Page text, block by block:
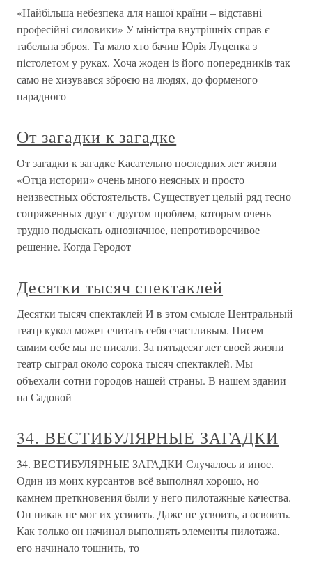
«Найбільша небезпека для нашої країни – відставні
професійні силовики» У міністра внутрішніх справ є
табельна зброя. Та мало хто бачив Юрія Луценка з
пістолетом у руках. Хоча жоден із його попередників так
само не хизувався зброєю на людях, до форменого
парадного
От загадки к загадке
От загадки к загадке Касательно последних лет жизни
«Отца истории» очень много неясных и просто
неизвестных обстоятельств. Существует целый ряд тесно
сопряженных друг с другом проблем, которым очень
трудно подыскать однозначное, непротиворечивое
решение. Когда Геродот
Десятки тысяч спектаклей
Десятки тысяч спектаклей И в этом смысле Центральный
театр кукол может считать себя счастливым. Писем
самим себе мы не писали. За пятьдесят лет своей жизни
театр сыграл около сорока тысяч спектаклей. Мы
объехали сотни городов нашей страны. В нашем здании
на Садовой
34. ВЕСТИБУЛЯРНЫЕ ЗАГАДКИ
34. ВЕСТИБУЛЯРНЫЕ ЗАГАДКИ Случалось и иное.
Один из моих курсантов всё выполнял хорошо, но
камнем преткновения были у него пилотажные качества.
Он никак не мог их усвоить. Даже не усвоить, а освоить.
Как только он начинал выполнять элементы пилотажа,
его начинало тошнить, то